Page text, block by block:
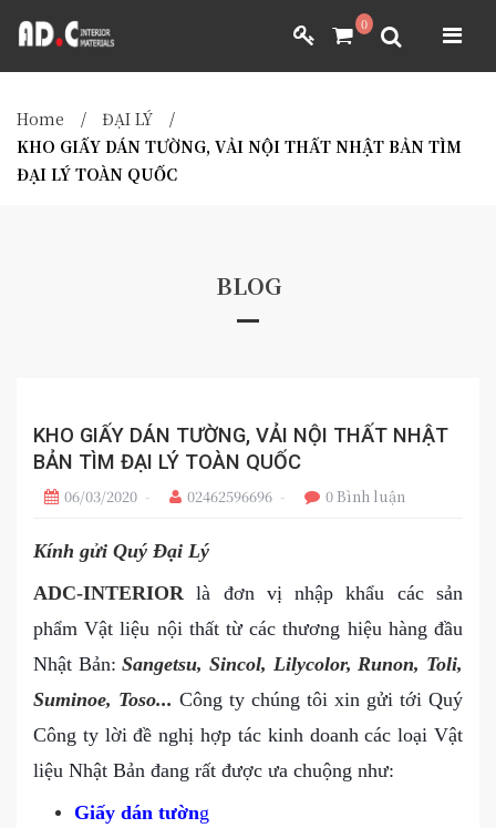
0
GIẤY DÁN TƯỜNG NHẬT BẢN
YÊU CẦU BÁO GIÁ
ADC INTERIOR
GIẤY DÁN TƯỜNG NHẬT BẢN
DÀNH CHO ĐẠI LÝ
YÊU CẦU BÁO GIÁ
Home / ĐẠI LÝ
/
KHO GIẤY DÁN TƯỜNG, VẢI NỘI THẤT NHẬT BẢN TÌM
ĐẠI LÝ TOÀN QUỐC
BLOG
KHO GIẤY DÁN TƯỜNG, VẢI NỘI THẤT NHẬT
BẢN TÌM ĐẠI LÝ TOÀN QUỐC
06/03/2020 02462596696 0 Bình luận
Kính gửi Quý Đại Lý
ADC-INTERIOR là đơn vị nhập khẩu các sản
phẩm Vật liệu nội thất từ các thương hiệu hàng đầu
Nhật Bản:Sangetsu, Sincol, Lilycolor, Runon, Toli,
Suminoe, Toso... Công ty chúng tôi xin gửi tới Quý
Công ty lời đề nghị hợp tác kinh doanh các loại Vật
liệu Nhật Bản đang rất được ưa chuộng như:
Giấy dán tường